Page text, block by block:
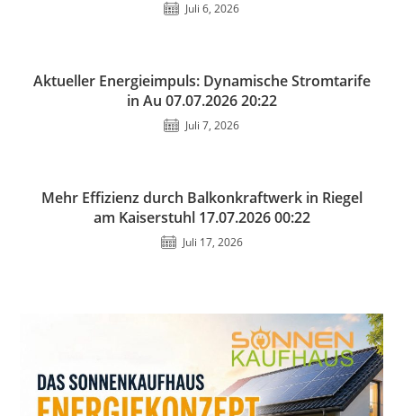
Juli 6, 2026
Aktueller Energieimpuls: Dynamische Stromtarife
in Au 07.07.2026 20:22
Juli 7, 2026
Mehr Effizienz durch Balkonkraftwerk in Riegel
am Kaiserstuhl 17.07.2026 00:22
Juli 17, 2026